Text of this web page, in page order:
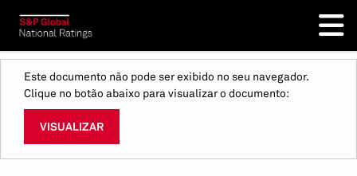
Este documento não pode ser exibido no seu navegador.
Clique no botão abaixo para visualizar o documento:
VISUALIZAR